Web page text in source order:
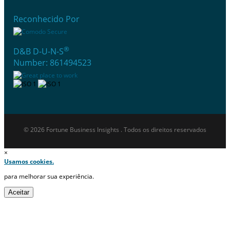
Reconhecido Por
D&B D-U-N-S®
Number: 861494523
© 2026 Fortune Business Insights . Todos os direitos reservados
×
Usamos cookies.
para melhorar sua experiência.
Aceitar